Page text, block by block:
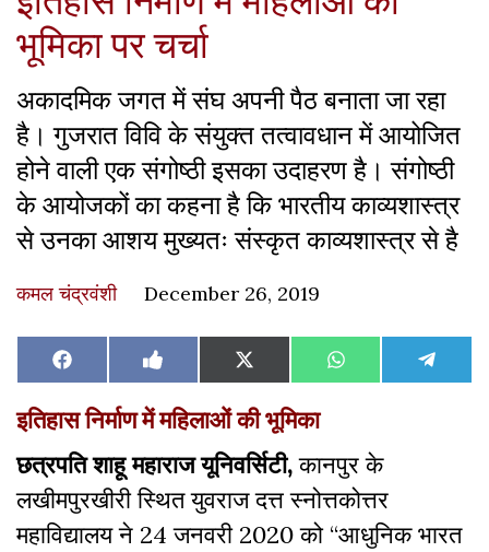
भूमिका पर चर्चा
अकादमिक जगत में संघ अपनी पैठ बनाता जा रहा
है। गुजरात विवि के संयुक्त तत्वावधान में आयोजित
होने वाली एक संगोष्ठी इसका उदाहरण है। संगोष्ठी
के आयोजकों का कहना है कि भारतीय काव्यशास्त्र
से उनका आशय मुख्यतः संस्कृत काव्यशास्त्र से है
कमल चंद्रवंशी December 26, 2019
Share
on
Facebook Share
on
Like
on
Facebook
Share
on
X
(Twitter)
Share
on
WhatsAppShare
on
इतिहास निर्माण में महिलाओं की भूमिका
छत्रपति शाहू महाराज यूनिवर्सिटी,कानपुर के
लखीमपुरखीरी स्थित युवराज दत्त स्नोत्तकोत्तर
महाविद्यालय ने 24 जनवरी 2020 को “आधुनिक भारत